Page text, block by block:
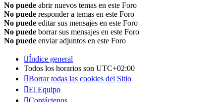
No puede abrir nuevos temas en este Foro
No puede responder a temas en este Foro
No puede editar sus mensajes en este Foro
No puede borrar sus mensajes en este Foro
No puede enviar adjuntos en este Foro
Índice general
Todos los horarios son UTC+02:00
Borrar todas las cookies del Sitio
El Equipo
Contáctenos